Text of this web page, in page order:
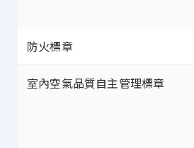
防火標章
室內空氣品質自主管理標章